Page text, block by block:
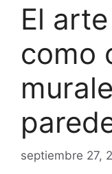
El
como
septiembre 27,